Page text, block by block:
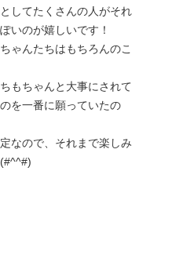
してたくさんの人がそれ
いのが嬉しいです！
ゃんたちはもちろんのこ
もちゃんと大事にされて
を一番に願っていたの
なので、それまで楽しみ